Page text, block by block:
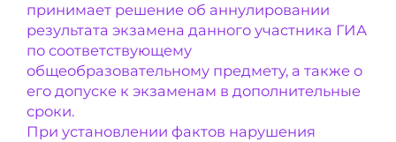
принимает решение об аннулировании
результата экзамена данного участника ГИА
по соответствующему
общеобразовательному предмету, а также о
его допуске к экзаменам в дополнительные
сроки.
При установлении фактов нарушения